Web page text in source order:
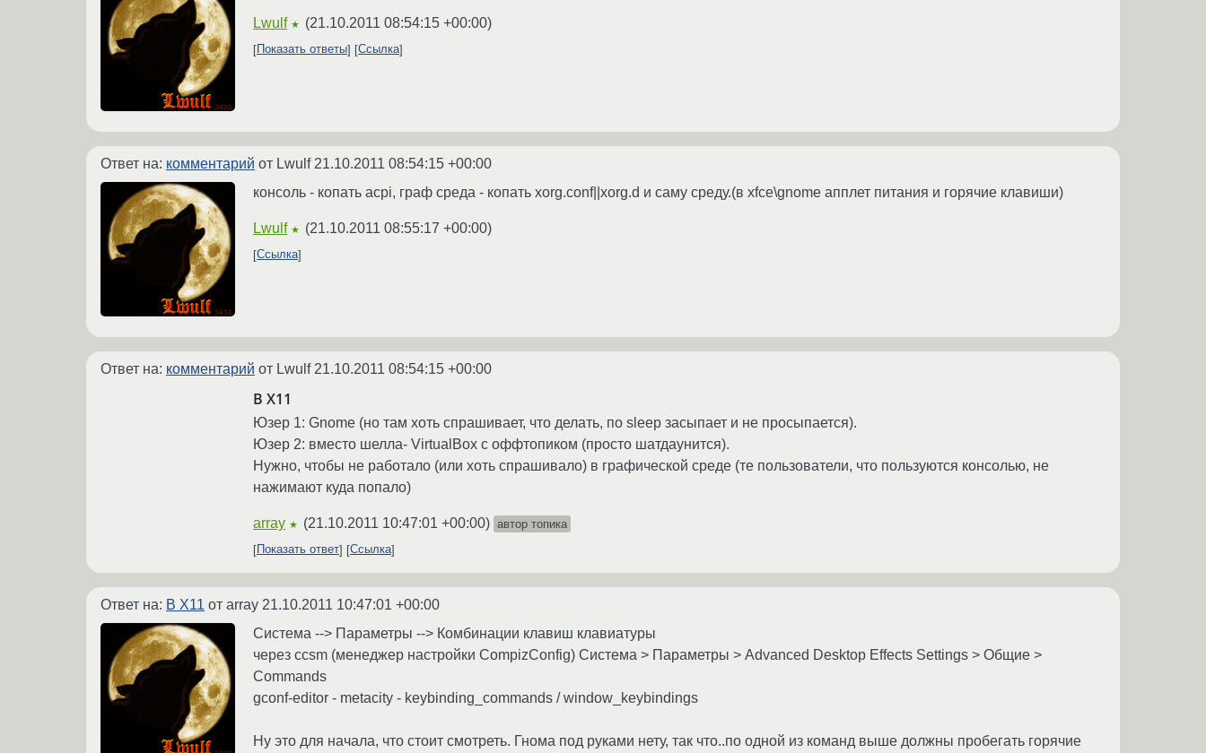
Lwulf ★ (21.10.2011 08:54:15 +00:00)
Показать ответы Ссылка
Ответ на: комментарий от Lwulf 21.10.2011 08:54:15 +00:00
консоль - копать acpi, граф среда - копать xorg.conf||xorg.d и саму среду.(в xfce\gnome апплет питания и горячие клавиши)
Lwulf ★ (21.10.2011 08:55:17 +00:00)
Ссылка
Ответ на: комментарий от Lwulf 21.10.2011 08:54:15 +00:00
В X11
Юзер 1: Gnome (но там хоть спрашивает, что делать, по sleep засыпает и не просыпается).
Юзер 2: вместо шелла- VirtualBox c оффтопиком (просто шатдаунится).
Нужно, чтобы не работало (или хоть спрашивало) в графической среде (те пользователи, что пользуются консолью, не
нажимают куда попало)
array ★ (21.10.2011 10:47:01 +00:00) автор топика
Показать ответ
Ссылка
Ответ на: В X11 от array 21.10.2011 10:47:01 +00:00
Система --> Параметры --> Комбинации клавиш клавиатуры
через ccsm (менеджер настройки CompizConfig) Система > Параметры > Advanced Desktop Effects Settings > Общие >
Commands
gconf-editor - metacity - keybinding_commands / window_keybindings
Ну это для начала, что стоит смотреть. Гнома под руками нету, так что..по одной из команд выше должны пробегать горячие